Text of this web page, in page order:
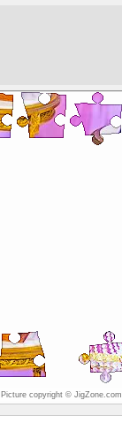
Picture copyright © JigZone.com